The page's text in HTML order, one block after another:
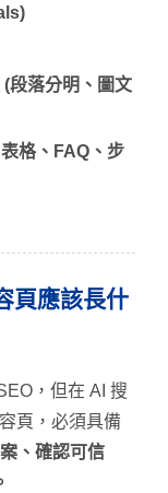
段落分明、圖文
格、FAQ、步
頁應該長什
，但在 AI 搜
頁，必須具備
、確認可信